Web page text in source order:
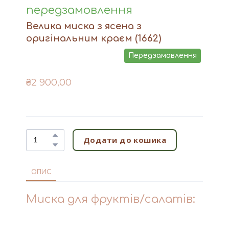
передзамовлення
Велика миска з ясена з
оригінальним краєм (1662)
Передзамовлення
₴2 900,00
Додати до кошика
ОПИС
Миска для фруктів/салатів: